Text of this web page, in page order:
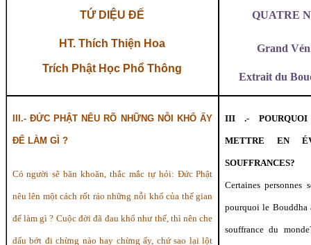
TỨ DIỆU ĐẾ
HT. Thích Thiện Hoa
Trích Phật Học Phổ Thông
QUATRE
Grand
Extrait du
III.- ĐỨC PHẬT NÊU RÕ NHỮNG NỖI KHỔ ẤY
ĐỂ LÀM GÌ ?
Có người sẽ băn khoăn, thắc mắc tự hỏi: Đức Phật
nêu lên một cách rốt ráo những nỗi khổ của thế gian
để làm gì ? Cuộc đời đã đau khổ như thế, thì nên che
dấu bớt đi chừng nào hay chừng ấy, chứ sao lại lột
III .-
METTRE EN
SOUFFRANCES?
Certaines personnes
pourquoi le Bouddha
souffrance du